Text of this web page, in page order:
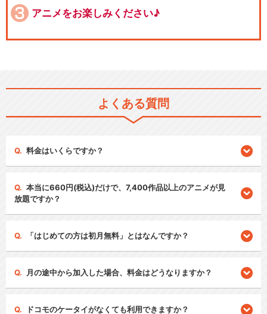
アニメをお楽しみください♪
よくある質問
料金はいくらですか？
本当に660円(税込)だけで、7,400作品以上のアニメが見
放題ですか？
「はじめての方は初月無料」とはなんですか？
月の途中から加入した場合、料金はどうなりますか？
ドコモのケータイがなくても利用できますか？